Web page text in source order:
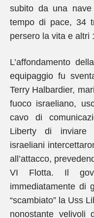
subito da una
tempo di pace, 34
persero la vita e altri
L’affondamento
equipaggio fu
Terry Halbardier,
fuoco israeliano,
cavo di
Liberty di inviare
israeliani
all’attacco,
VI Flotta. Il
immediatamente di
“scambiato” la Uss
nonostante velivoli